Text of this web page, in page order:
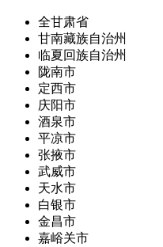
全甘肃省
甘南藏族自治州
临夏回族自治州
陇南市
定西市
庆阳市
酒泉市
平凉市
张掖市
武威市
天水市
白银市
金昌市
嘉峪关市